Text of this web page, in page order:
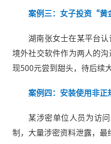
案例三：女子投资“黄
湖南张女士在某平台
境外社交软件作为两人的
现500元尝到甜头，待后续
案例四：安装使用非正
某涉密单位人员为访
制，大量涉密资料泄露，最